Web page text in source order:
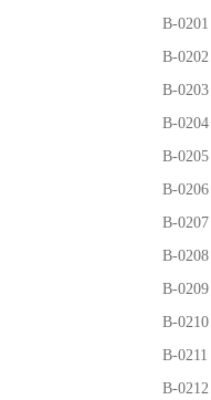
B-0201
B-0202
B-0203
B-0204
B-0205
B-0206
B-0207
B-0208
B-0209
B-0210
B-0211
B-0212